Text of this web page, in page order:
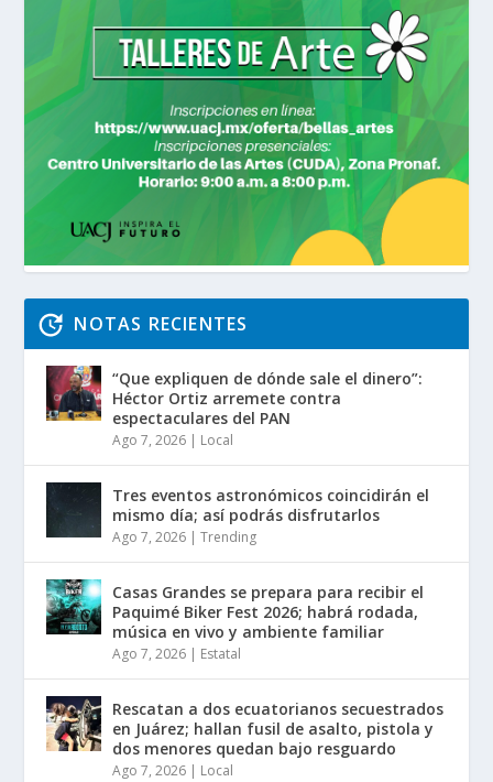
NOTAS RECIENTES
“Que expliquen de dónde sale el dinero”:
Héctor Ortiz arremete contra
espectaculares del PAN
Ago 7, 2026 | Local
Tres eventos astronómicos coincidirán el
mismo día; así podrás disfrutarlos
Ago 7, 2026 |Trending
Casas Grandes se prepara para recibir el
Paquimé Biker Fest 2026; habrá rodada,
música en vivo y ambiente familiar
Ago 7, 2026 | Estatal
Rescatan a dos ecuatorianos secuestrados
en Juárez; hallan fusil de asalto, pistola y
dos menores quedan bajo resguardo
Ago 7, 2026 | Local